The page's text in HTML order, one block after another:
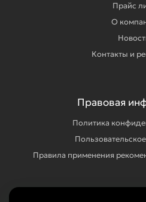
Прайс
О
Контакты и
Правовая
Политика
Правила применения